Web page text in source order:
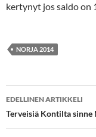
kertynyt jos saldo on
NORJA 2014
Artikkelien
selaus
EDELLINEN ARTIKKELI
Terveisiä Kontilta